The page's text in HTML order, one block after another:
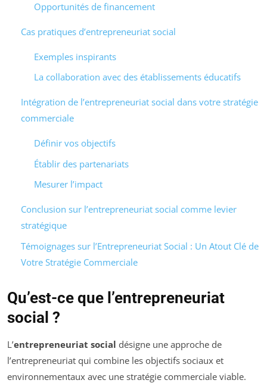
Opportunités de financement
Cas pratiques d’entrepreneuriat social
Exemples inspirants
La collaboration avec des établissements éducatifs
Intégration de l’entrepreneuriat social dans votre stratégie
commerciale
Définir vos objectifs
Établir des partenariats
Mesurer l’impact
Conclusion sur l’entrepreneuriat social comme levier
stratégique
Témoignages sur l’Entrepreneuriat Social : Un Atout Clé de
Votre Stratégie Commerciale
Qu’est-ce que l’entrepreneuriat
social ?
L’entrepreneuriat social désigne une approche de
l’entrepreneuriat qui combine les objectifs sociaux et
environnementaux avec une stratégie commerciale viable.